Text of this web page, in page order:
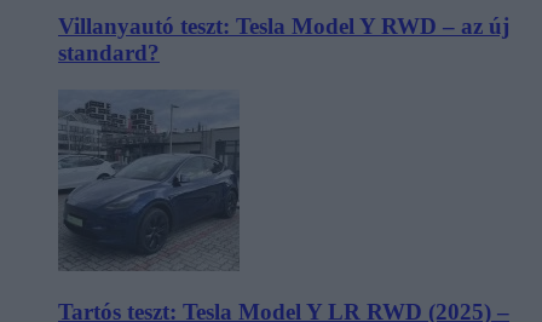
Villanyautó teszt: Tesla Model Y RWD – az új
standard?
Tartós teszt: Tesla Model Y LR RWD (2025) –